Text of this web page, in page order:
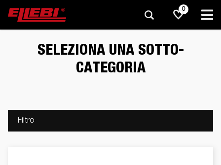
0
SELEZIONA UNA SOTTO-
CATEGORIA
Filtro